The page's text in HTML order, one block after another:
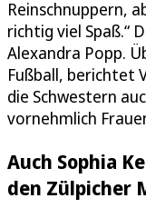
Reinschnuppern,
richtig viel Spaß.“
Alexandra Popp.
Fußball, berichtet
die Schwestern
vornehmlich
Auch Sophia
den Zülpicher